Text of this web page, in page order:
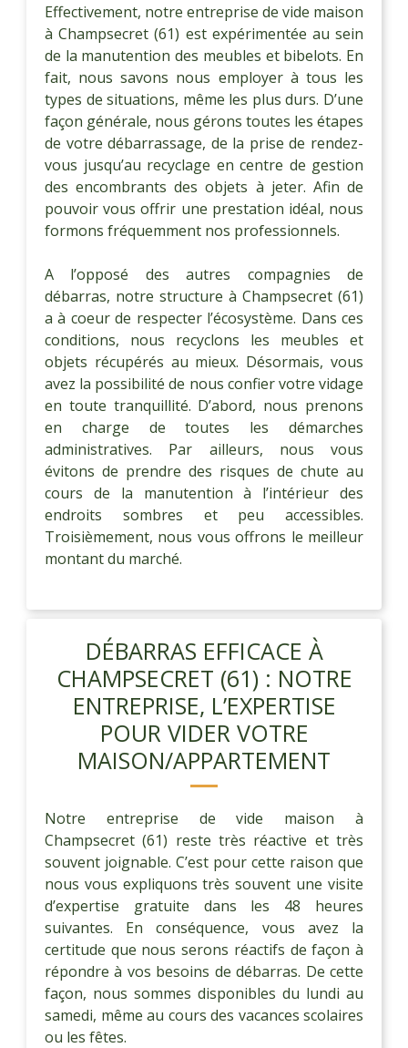
Effectivement, notre entreprise de vide maison
à Champsecret (61) est expérimentée au sein
de la manutention des meubles et bibelots. En
fait, nous savons nous employer à tous les
types de situations, même les plus durs. D’une
façon générale, nous gérons toutes les étapes
de votre débarrassage, de la prise de rendez-
vous jusqu’au recyclage en centre de gestion
des encombrants des objets à jeter. Afin de
pouvoir vous offrir une prestation idéal, nous
formons fréquemment nos professionnels.
A l’opposé des autres compagnies de
débarras, notre structure à Champsecret (61)
a à coeur de respecter l’écosystème. Dans ces
conditions, nous recyclons les meubles et
objets récupérés au mieux. Désormais, vous
avez la possibilité de nous confier votre vidage
en toute tranquillité. D’abord, nous prenons
en charge de toutes les démarches
administratives. Par ailleurs, nous vous
évitons de prendre des risques de chute au
cours de la manutention à l’intérieur des
endroits sombres et peu accessibles.
Troisièmement, nous vous offrons le meilleur
montant du marché.
DÉBARRAS EFFICACE À
CHAMPSECRET (61) : NOTRE
ENTREPRISE, L’EXPERTISE
POUR VIDER VOTRE
MAISON/APPARTEMENT
Notre entreprise de vide maison à
Champsecret (61) reste très réactive et très
souvent joignable. C’est pour cette raison que
nous vous expliquons très souvent une visite
d’expertise gratuite dans les 48 heures
suivantes. En conséquence, vous avez la
certitude que nous serons réactifs de façon à
répondre à vos besoins de débarras. De cette
façon, nous sommes disponibles du lundi au
samedi, même au cours des vacances scolaires
ou les fêtes.